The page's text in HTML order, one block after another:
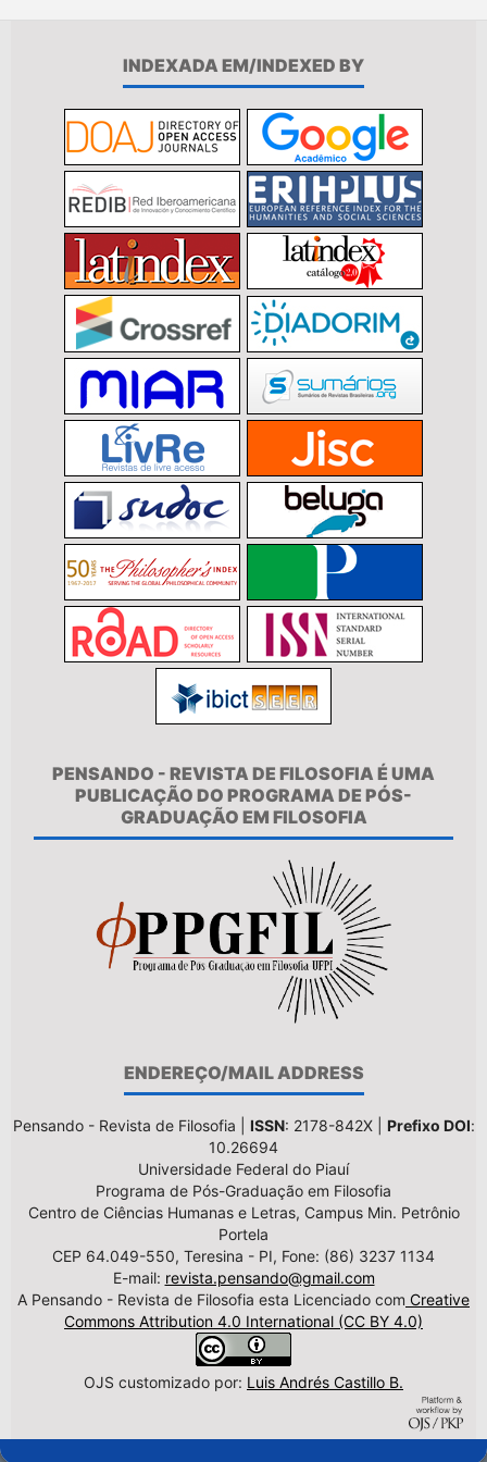
INDEXADA EM/INDEXED BY
PENSANDO - REVISTA DE FILOSOFIA É UMA
PUBLICAÇÃO DO PROGRAMA DE PÓS-
GRADUAÇÃO EM FILOSOFIA
ENDEREÇO/MAIL ADDRESS
Pensando - Revista de Filosofia | ISSN: 2178-842X | Prefixo DOI:
10.26694
Universidade Federal do Piauí
Programa de Pós-Graduação em Filosofia
Centro de Ciências Humanas e Letras, Campus Min. Petrônio
Portela
CEP 64.049-550, Teresina - PI, Fone: (86) 3237 1134
E-mail: revista.pensando@gmail.com
A Pensando - Revista de Filosofia esta Licenciado com Creative
Commons Attribution 4.0 International (CC BY 4.0)
OJS customizado por: Luis Andrés Castillo B.